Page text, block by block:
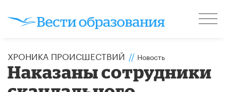
ХРОНИКА ПРОИСШЕСТВИЙ // Новость
Наказаны сотрудники